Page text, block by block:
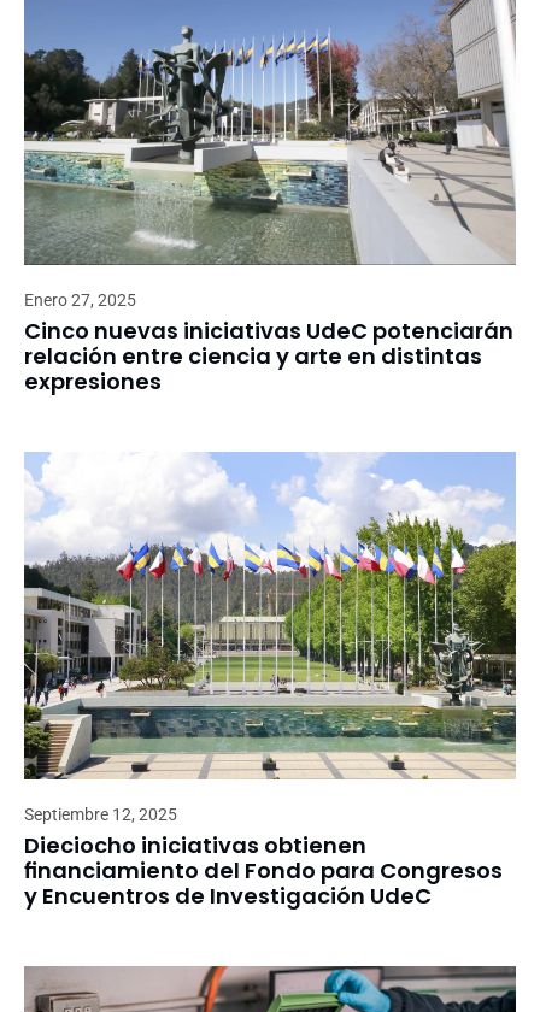
Enero 27, 2025
Cinco nuevas iniciativas UdeC potenciarán
relación entre ciencia y arte en distintas
expresiones
Septiembre 12, 2025
Dieciocho iniciativas obtienen
financiamiento del Fondo para Congresos
y Encuentros de Investigación UdeC